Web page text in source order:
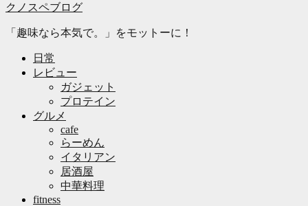
クノスペブログ
「趣味なら本気で。」をモットーに！
日常
レビュー
ガジェット
プロテイン
グルメ
cafe
らーめん
イタリアン
居酒屋
中華料理
fitness